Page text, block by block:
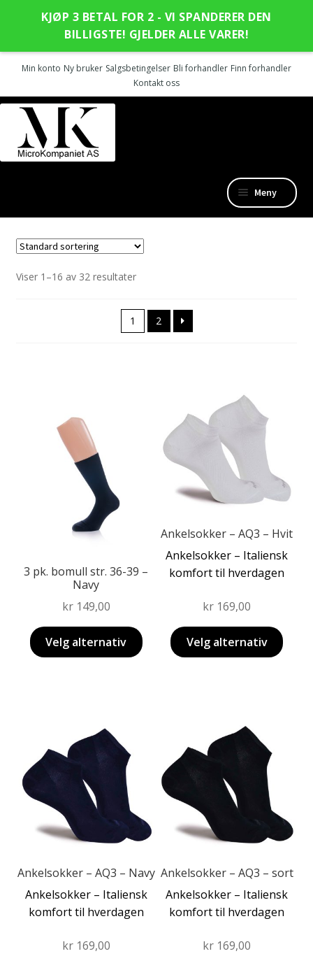
KJØP 3 BETAL FOR 2 - VI SPANDERER DEN
BILLIGSTE! GJELDER ALLE VARER!
Min konto Ny bruker Salgsbetingelser Bli forhandler Finn forhandler
Kontakt oss
Hopp
til
Hopp
til
Meny
Bomull
Strømper, leggings og knestømper
Fold
Viser 1–16 av 32 resultater
1 2
3 pk. bomull str. 36-39 –
Navy
kr149,00
Velg alternativ
produktet
har
flere
varianter.
Alternativene
kan
velges
produktsiden
Ankelsokker – AQ3 – Hvit
Ankelsokker – Italiensk
komfort til hverdagen
kr 169,00
Velg alternativ
produktet
varianter.
Alternativene
kan
velges
produktsiden
Ankelsokker – AQ3 – Navy
Ankelsokker – Italiensk
komfort til hverdagen
kr169,00
produktet
varianter.
Alternativene
velges
produktsiden Ankelsokker – AQ3 – sort
Ankelsokker – Italiensk
komfort til hverdagen
kr 169,00
produktet
har
varianter.
Alternativene
velges
produktsiden